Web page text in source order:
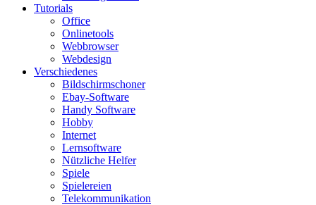
Tutorials
Office
Onlinetools
Webbrowser
Webdesign
Verschiedenes
Bildschirmschoner
Ebay-Software
Handy Software
Hobby
Internet
Lernsoftware
Nützliche Helfer
Spiele
Spielereien
Telekommunikation